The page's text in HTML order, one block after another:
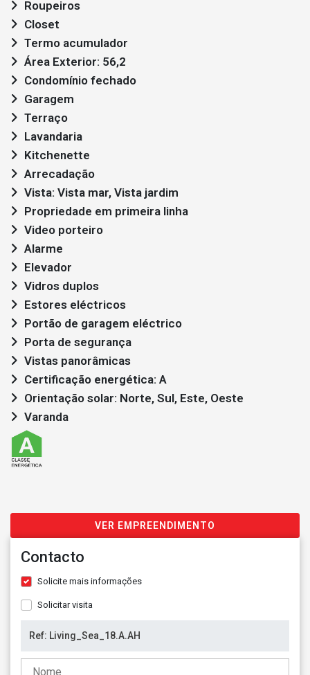
Roupeiros
Closet
Termo acumulador
Área Exterior: 56,2
Condomínio fechado
Garagem
Terraço
Lavandaria
Kitchenette
Arrecadação
Vista: Vista mar, Vista jardim
Propriedade em primeira linha
Video porteiro
Alarme
Elevador
Vidros duplos
Estores eléctricos
Portão de garagem eléctrico
Porta de segurança
Vistas panorâmicas
Certificação energética: A
Orientação solar: Norte, Sul, Este, Oeste
Varanda
VER EMPREENDIMENTO
Contacto
Solicite mais informações
Solicitar visita